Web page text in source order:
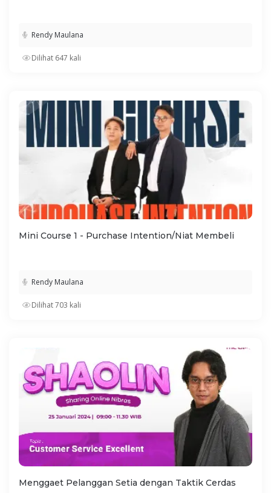
Rendy Maulana
Dilihat 647 kali
Mini Course 1 - Purchase Intention/Niat Membeli
Rendy Maulana
Dilihat 703 kali
Menggaet Pelanggan Setia dengan Taktik Cerdas